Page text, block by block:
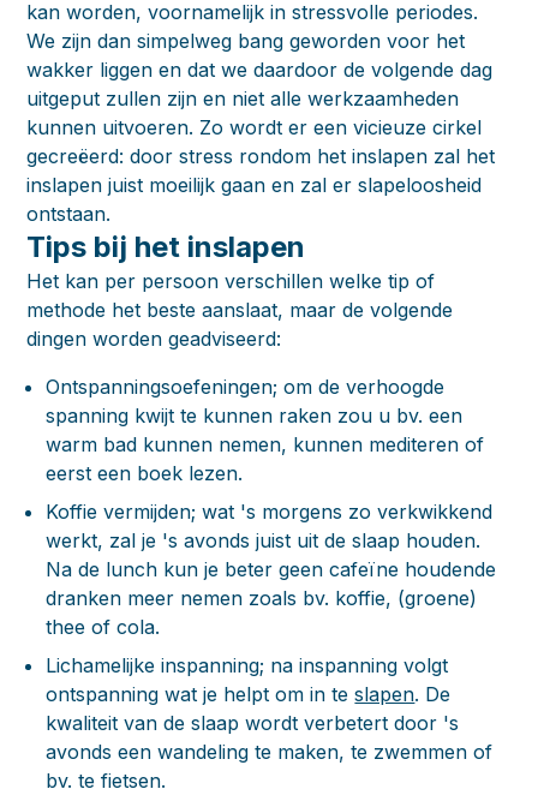
kan worden, voornamelijk in stressvolle periodes.
We zijn dan simpelweg bang geworden voor het
wakker liggen en dat we daardoor de volgende dag
uitgeput zullen zijn en niet alle werkzaamheden
kunnen uitvoeren. Zo wordt er een vicieuze cirkel
gecreëerd: door stress rondom het inslapen zal het
inslapen juist moeilijk gaan en zal er slapeloosheid
ontstaan.
Tips bij het inslapen
Het kan per persoon verschillen welke tip of
methode het beste aanslaat, maar de volgende
dingen worden geadviseerd:
Ontspanningsoefeningen; om de verhoogde
spanning kwijt te kunnen raken zou u bv. een
warm bad kunnen nemen, kunnen mediteren of
eerst een boek lezen.
Koffie vermijden; wat 's morgens zo verkwikkend
werkt, zal je 's avonds juist uit de slaap houden.
Na de lunch kun je beter geen cafeïne houdende
dranken meer nemen zoals bv. koffie, (groene)
thee of cola.
Lichamelijke inspanning; na inspanning volgt
ontspanning wat je helpt om in teslapen. De
kwaliteit van de slaap wordt verbetert door 's
avonds een wandeling te maken, te zwemmen of
bv. te fietsen.